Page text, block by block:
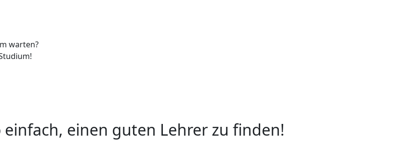
warten?
einfach, einen guten Lehrer zu finden!